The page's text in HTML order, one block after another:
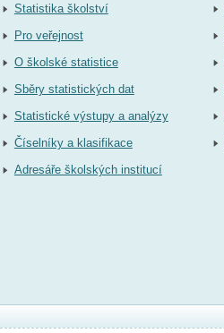
Statistika školství
Pro veřejnost
O školské statistice
Sběry statistických dat
Statistické výstupy a analýzy
Číselníky a klasifikace
Adresáře školských institucí